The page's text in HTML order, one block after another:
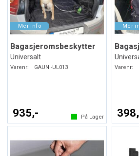
Bagasjeromsbeskytter
Universalt
Varenr: GAUNI-UL013
935,- På Lager
Varenr: